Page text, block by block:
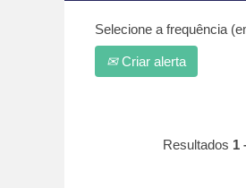
Selecione a frequência
Criar alerta
Resultados 1